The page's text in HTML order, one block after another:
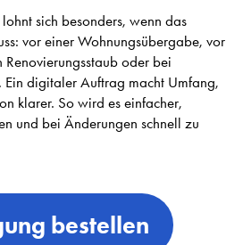
sich besonders, wenn das
vor einer Wohnungsübergabe, vor
Renovierungsstaub oder bei
Ein digitaler Auftrag macht Umfang,
klarer. So wird es einfacher,
und bei Änderungen schnell zu
bestellen